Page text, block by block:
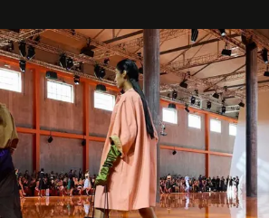
愛它的雋永與優雅。那麼這個手袋是怎
甚麼取名叫 2.55 ？今天就由《
歲月，回顧 2.55 的誕生故事。